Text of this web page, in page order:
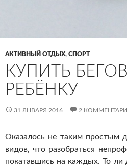
АКТИВНЫЙ ОТДЫХ, СПОРТ
КУПИТЬ
РЕБЁНКУ
31 ЯНВАРЯ 2016 2
Оказалось не таким простым
видов, что разобраться
покатавшись на каждых. То ли